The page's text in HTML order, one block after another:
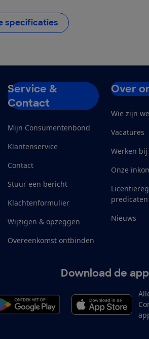
specificaties
Service &
Contact
Mijn Consumentenbond
Klantenservice
Contact
Stuur een bericht
Klachtenformulier
Wijzigen & opzeggen
Overeenkomst ontbinden
Over
Wie zijn we
Vacatures
Werken bij
Onze
predicaten
Nieuws
Download de app